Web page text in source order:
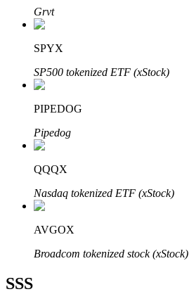
Bitrue Ortakları
Bitrue İş Ortağı
Grvt
SPYX
SP500 tokenized ETF (xStock)
PIPEDOG
Pipedog
QQQX
Nasdaq tokenized ETF (xStock)
AVGOX
Broadcom tokenized stock (xStock)
SSS